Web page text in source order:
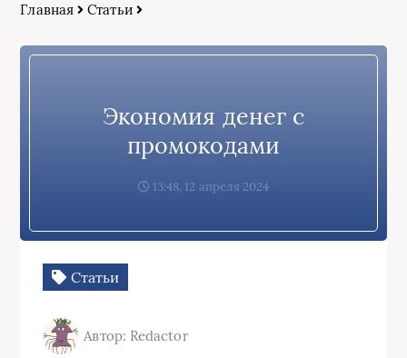
Главная Статьи
Экономия денег с
промокодами
13:48, 12 апреля 2024
Статьи
Автор: Redactor